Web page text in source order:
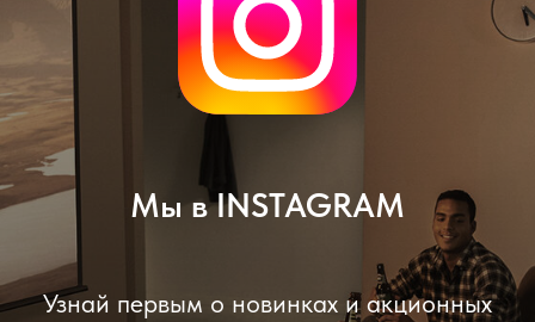
Мы в INSTAGRAM
Узнай первым о новинках и акционных